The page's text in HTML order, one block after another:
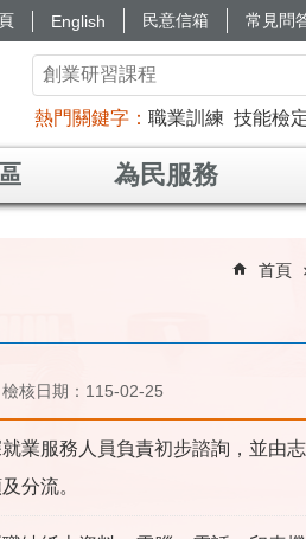
English 民意信箱 常見問
熱門關鍵字 職業訓練 技能檢
為民服務
首頁
核日期：115-02-25
業服務人員負責初步諮詢，並由
分流。